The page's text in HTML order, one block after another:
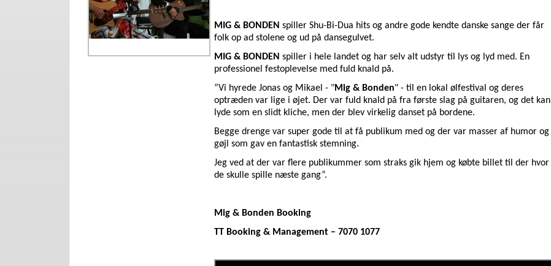
MIG & BONDEN spiller Shu-Bi-Dua hits og andre gode kendte danske sange der får
folk op ad stolene og ud på dansegulvet.
MIG & BONDEN spiller i hele landet og har selv alt udstyr til lys og lyd med. En
professionel festoplevelse med fuld knald på.
”Vi hyrede Jonas og Mikael - "Mig & Bonden" - til en lokal ølfestival og deres
optræden var lige i øjet. Der var fuld knald på fra første slag på guitaren, og det kan
lyde som en slidt kliche, men der blev virkelig danset på bordene.
Begge drenge var super gode til at få publikum med og der var masser af humor og
gøjl som gav en fantastisk stemning.
Jeg ved at der var flere publikummer som straks gik hjem og købte billet til der hvor
de skulle spille næste gang”.
Mig & Bonden Booking
TT Booking & Management – 7070 1077